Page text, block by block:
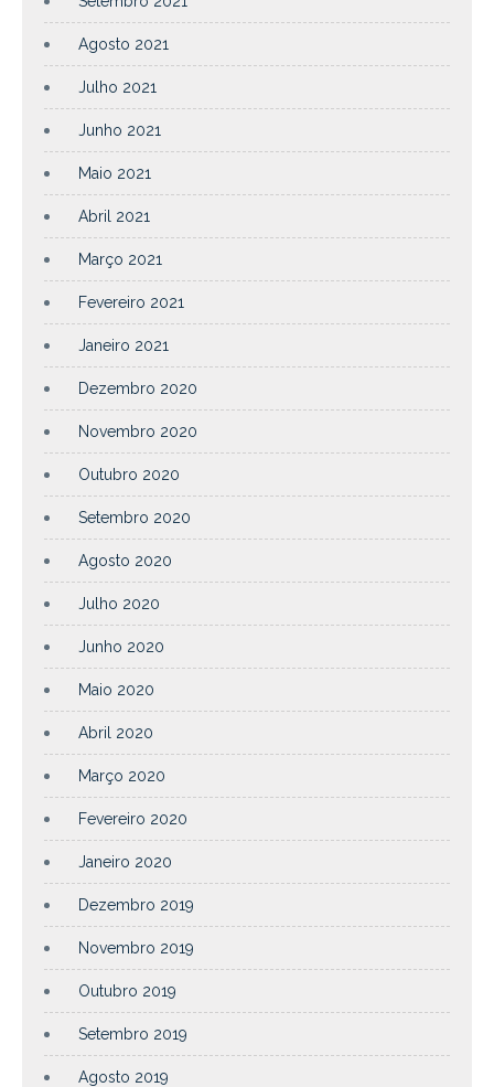
Agosto 2021
Julho 2021
Junho 2021
Maio 2021
Abril 2021
Março 2021
Fevereiro 2021
Janeiro 2021
Dezembro 2020
Novembro 2020
Outubro 2020
Setembro 2020
Agosto 2020
Julho 2020
Junho 2020
Maio 2020
Abril 2020
Março 2020
Fevereiro 2020
Janeiro 2020
Dezembro 2019
Novembro 2019
Outubro 2019
Setembro 2019
Agosto 2019